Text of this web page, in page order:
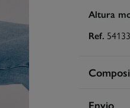
Altura
Ref.
Envio